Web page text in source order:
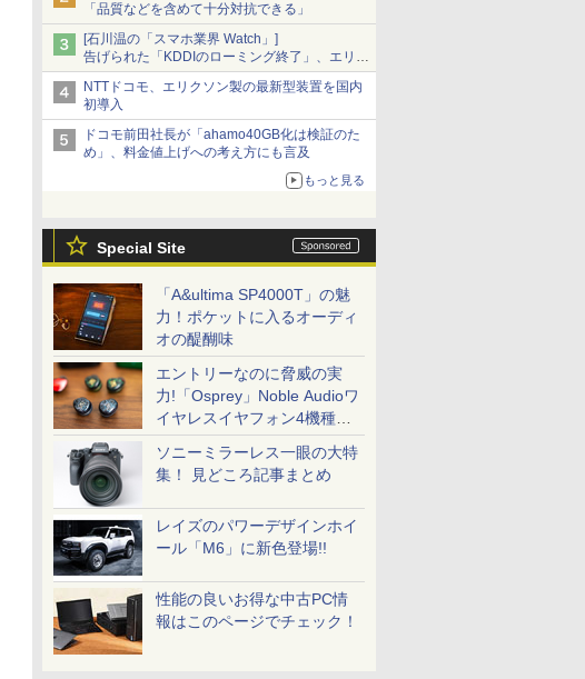
「品質などを含めて十分対抗できる」
[石川温の「スマホ業界 Watch」]
告げられた「KDDIのローミング終了」、エリア
マップの落とし穴と楽天モバイルの課題
NTTドコモ、エリクソン製の最新型装置を国内
初導入
ドコモ前田社長が「ahamo40GB化は検証のた
め」、料金値上げへの考え方にも言及
もっと見る
Special Site
「A&ultima SP4000T」の魅
力！ポケットに入るオーディ
オの醍醐味
エントリーなのに脅威の実
力!「Osprey」Noble Audioワ
イヤレスイヤフォン4機種を
一気に聴く
ソニーミラーレス一眼の大特
集！ 見どころ記事まとめ
レイズのパワーデザインホイ
ール「M6」に新色登場!!
性能の良いお得な中古PC情
報はこのページでチェック！